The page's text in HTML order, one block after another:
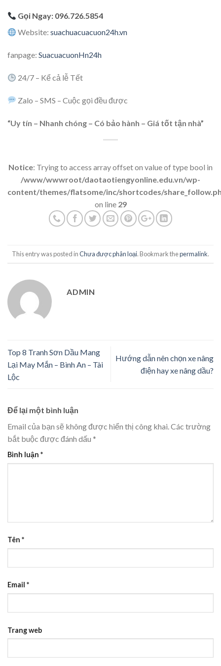
Gọi Ngay: 096.726.5854
Website:suachuacuacuon24h.vn
fanpage: SuacuacuonHn24h
24/7 – Kể cả lễ Tết
Zalo – SMS – Cuộc gọi đều được
“Uy tín – Nhanh chóng – Có bảo hành – Giá tốt tận nhà”
Notice: Trying to access array offset on value of type bool in
/www/wwwroot/daotaotiengyonline.edu.vn/wp-
content/themes/flatsome/inc/shortcodes/
on line 29
This entry was posted inChưa được phân loại. Bookmark thepermalink.
ADMIN
Top 8 Tranh Sơn Dầu Mang
Lại May Mắn – Bình An – Tài
Lộc
Hướng dẫn nên chọn xe nâng
điện hay xe nâng dầu?
Để lại một bình luận
Email của bạn sẽ không được hiển thị công khai.Các trường
bắt buộc được đánh dấu *
Bình luận *
Tên *
Email *
Trang web